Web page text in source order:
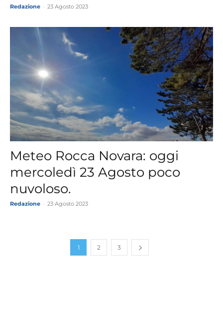
Redazione 23 Agosto 2023
Meteo Rocca Novara: oggi
mercoledì 23 Agosto poco
nuvoloso.
Redazione 23 Agosto 2023
1 2 3